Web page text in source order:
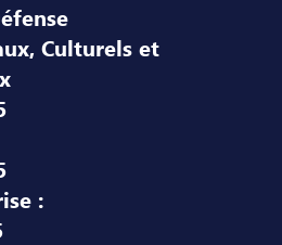
Culturels et
: